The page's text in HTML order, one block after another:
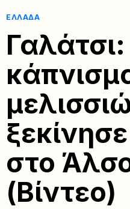
ΕΛΛΆΔΑ
στο
(Βίντεο)